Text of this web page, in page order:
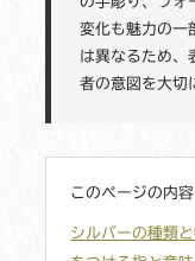
変化も魅力の一
は異なるため、
者の意図を大切
このページの内容
シルバーの種類